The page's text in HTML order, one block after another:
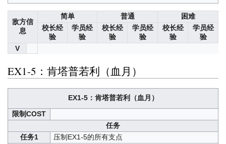
敌方信
息
简单 普通
困难
校长经
验
学员经
验
校长经
验
学员经
验
校长经
验
学员经
验
V
EX1-5：肯塔普若利（血月）
EX1-5：肯塔普若利（血月）
限制COST
任务
任务1
压制EX1-5的所有支点